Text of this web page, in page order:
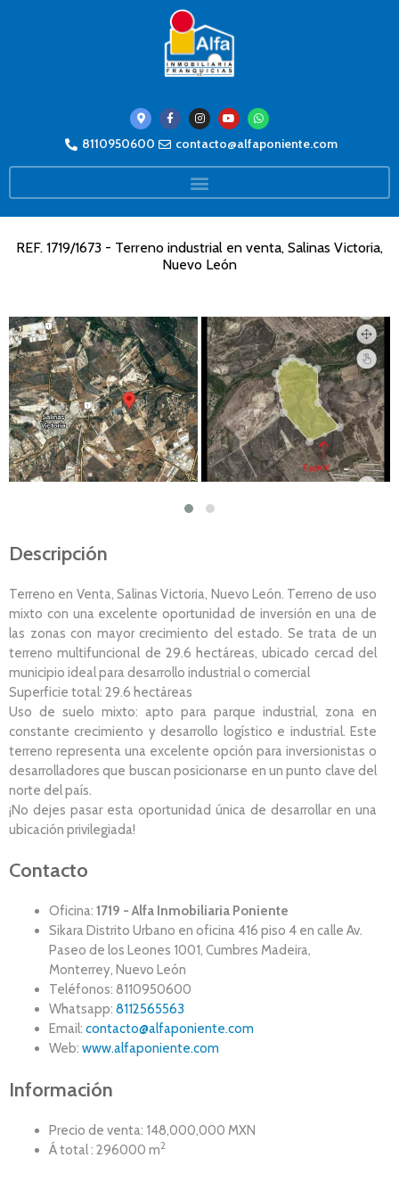
8110950600 contacto@alfaponiente.com
REF. 1719/1673 - Terreno industrial en venta, Salinas Victoria,
Nuevo León
Descripción
Terreno en Venta, Salinas Victoria, Nuevo León. Terreno de uso
mixto con una excelente oportunidad de inversión en una de
las zonas con mayor crecimiento del estado. Se trata de un
terreno multifuncional de 29.6 hectáreas, ubicado cercad del
municipio ideal para desarrollo industrial o comercial
Superficie total: 29.6 hectáreas
Uso de suelo mixto: apto para parque industrial, zona en
constante crecimiento y desarrollo logístico e industrial. Este
terreno representa una excelente opción para inversionistas o
desarrolladores que buscan posicionarse en un punto clave del
norte del país.
¡No dejes pasar esta oportunidad única de desarrollar en una
ubicación privilegiada!
Contacto
Oficina: 1719 - Alfa Inmobiliaria Poniente
Sikara Distrito Urbano en oficina 416 piso 4 en calle Av.
Paseo de los Leones 1001, Cumbres Madeira,
Monterrey, Nuevo León
Teléfonos: 8110950600
Whatsapp: 8112565563
Email: contacto@alfaponiente.com
Web: www.alfaponiente.com
Información
Precio de venta: 148,000,000 MXN
Á total : 296000 m2